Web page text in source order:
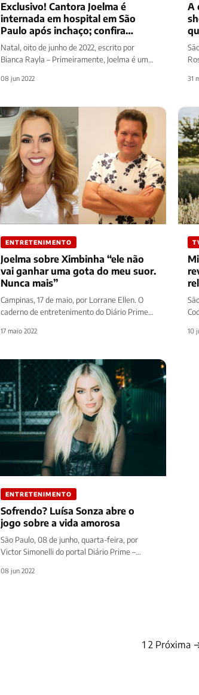
Exclusivo! Cantora Joelma é
internada em hospital em São
Paulo após inchaço; confira
detalhes
Natal, oito de junho de 2022, escrito por
Bianca Rayla – Primeiramente, Joelma é uma
08 jun 2022
A
31
ENTRETENIMENTO
Joelma sobre Ximbinha “ele não
vai ganhar uma gota do meu suor.
Nunca mais”
Campinas, 17 de maio, por Lorrane Ellen. O
caderno de entretenimento do Diário Prime
17 maio 2022 10
ENTRETENIMENTO
Sofrendo? Luísa Sonza abre o
jogo sobre a vida amorosa
São Paulo, 08 de junho, quarta-feira, por
Victor Simonelli do portal Diário Prime –
08 jun 2022
1 2 Próxima